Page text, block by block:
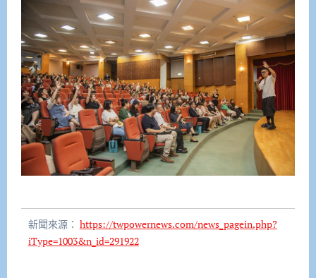
新聞來源： https://twpowernews.com/news_pagein.php?
iType=1003&n_id=291922